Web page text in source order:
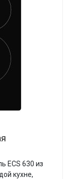
ECS 630 из
кухне,